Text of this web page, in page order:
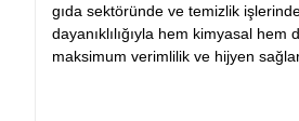
gıda sektöründe ve temizlik
dayanıklılığıyla hem kimyasal
maksimum verimlilik ve hijyen